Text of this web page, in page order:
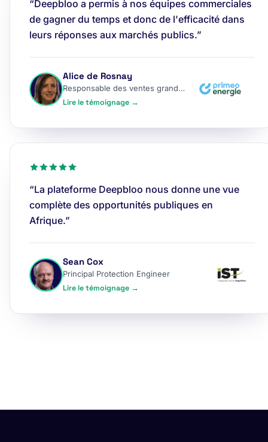
“Deepbloo a permis à nos équipes commerciales
de gagner du temps et donc de l'efficacité dans
leurs réponses aux marchés publics.”
Alice de Rosnay
Responsable des ventes grands comptes
Lire le témoignage →
“La plateforme Deepbloo nous donne une vue
complète des opportunités publiques en
Afrique.”
Sean Cox
Principal Protection Engineer
Lire le témoignage →